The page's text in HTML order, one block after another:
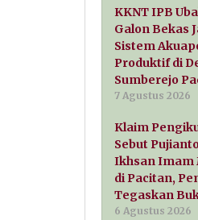
KKNT IPB
Galon Bekas
Sistem
Produktif di
Sumberejo
7 Agustus 2026
Klaim
Sebut
Ikhsan Imam
di Pacitan,
Tegaskan
6 Agustus 2026